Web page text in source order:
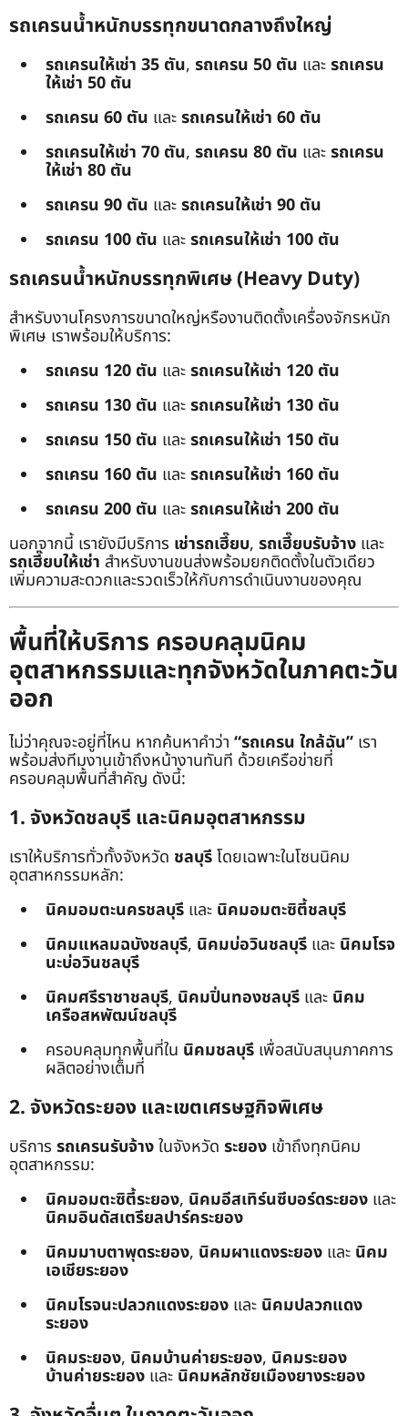
รถเครนน้ำหนักบรรทุกขนาดกลางถึงใหญ่
รถเครนให้เช่า 35 ตัน, รถเครน 50 ตัน และรถเครน
ให้เช่า 50 ตัน
รถเครน 60 ตัน และรถเครนให้เช่า 60 ตัน
รถเครนให้เช่า 70 ตัน, รถเครน 80 ตัน และรถเครน
ให้เช่า 80 ตัน
รถเครน 90 ตัน และรถเครนให้เช่า 90 ตัน
รถเครน 100 ตัน และรถเครนให้เช่า 100 ตัน
รถเครนน้ำหนักบรรทุกพิเศษ (Heavy Duty)
สำหรับงานโครงการขนาดใหญ่หรืองานติดตั้งเครื่องจักรหนัก
พิเศษ เราพร้อมให้บริการ:
รถเครน 120 ตัน และรถเครนให้เช่า 120 ตัน
รถเครน 130 ตัน และรถเครนให้เช่า 130 ตัน
รถเครน 150 ตัน และรถเครนให้เช่า 150 ตัน
รถเครน 160 ตัน และรถเครนให้เช่า 160 ตัน
รถเครน 200 ตัน และรถเครนให้เช่า 200 ตัน
นอกจากนี้ เรายังมีบริการ เช่ารถเฮี๊ยบ, รถเฮี๊ยบรับจ้าง และ
รถเฮี๊ยบให้เช่า สำหรับงานขนส่งพร้อมยกติดตั้งในตัวเดียว
เพิ่มความสะดวกและรวดเร็วให้กับการดำเนินงานของคุณ
พื้นที่ให้บริการ ครอบคลุมนิคม
อุตสาหกรรมและทุกจังหวัดในภาคตะวัน
ออก
ไม่ว่าคุณจะอยู่ที่ไหน หากค้นหาคำว่า “รถเครน ใกล้ฉัน” เรา
พร้อมส่งทีมงานเข้าถึงหน้างานทันที ด้วยเครือข่ายที่
ครอบคลุมพื้นที่สำคัญ ดังนี้:
1. จังหวัดชลบุรี และนิคมอุตสาหกรรม
เราให้บริการทั่วทั้งจังหวัด ชลบุรีโดยเฉพาะในโซนนิคม
อุตสาหกรรมหลัก:
นิคมอมตะนครชลบุรี และ นิคมอมตะซิตี้ชลบุรี
นิคมแหลมฉบังชลบุรี, นิคมบ่อวินชลบุรี และ นิคมโรจ
นะบ่อวินชลบุรี
นิคมศรีราชาชลบุรี, นิคมปิ่นทองชลบุรี และ นิคม
เครือสหพัฒน์ชลบุรี
ครอบคลุมทุกพื้นที่ใน นิคมชลบุรี เพื่อสนับสนุนภาคการ
ผลิตอย่างเต็มที่
2. จังหวัดระยอง และเขตเศรษฐกิจพิเศษ
บริการ รถเครนรับจ้างในจังหวัด ระยอง เข้าถึงทุกนิคม
อุตสาหกรรม:
นิคมอมตะซิตี้ระยอง, นิคมอีสเทิร์นซีบอร์ดระยอง และ
นิคมอินดัสเตรียลปาร์คระยอง
นิคมมาบตาพุดระยอง, นิคมผาแดงระยอง และ นิคม
เอเชียระยอง
นิคมโรจนะปลวกแดงระยอง และ นิคมปลวกแดง
ระยอง
นิคมระยอง, นิคมบ้านค่ายระยอง, นิคมระยอง
บ้านค่ายระยอง และ นิคมหลักชัยเมืองยางระยอง